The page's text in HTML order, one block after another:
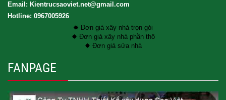
Email: Kientrucsaoviet.net@gmail.com
Hotline: 0967005926
✸ Đơn giá xây nhà trọn gói
✸ Đơn giá xây nhà phần thô
✸ Đơn giá sửa nhà
FANPAGE